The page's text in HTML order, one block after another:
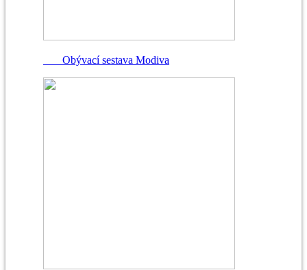
Obývací sestava Modiva